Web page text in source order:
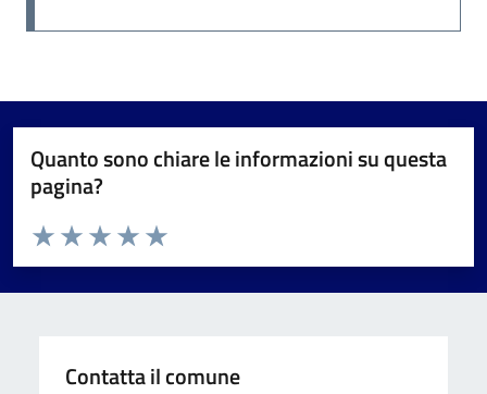
Quanto sono chiare le informazioni su questa
pagina?
Valuta da 1 a 5 stelle la pagina
Valuta 5 stelle su 5
Valuta 4 stelle su 5
Valuta 3 stelle su 5
Valuta 2 stelle su 5
Valuta 1 stelle su 5
Contatta il comune